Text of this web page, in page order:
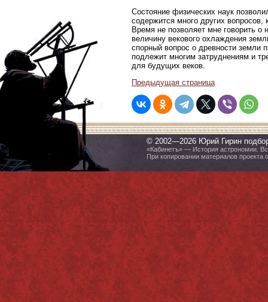
Состояние физических наук
содержится много других
Время не позволяет мне говорить
величину векового охлаждения
спорный вопрос о древности земли
подлежит многим затруднениям и
для будущих веков.
Предыдущая страница
© 2002—2026 Юрий Гирин
«Кабинетъ» — История астрономии.
При копировании материалов проекта